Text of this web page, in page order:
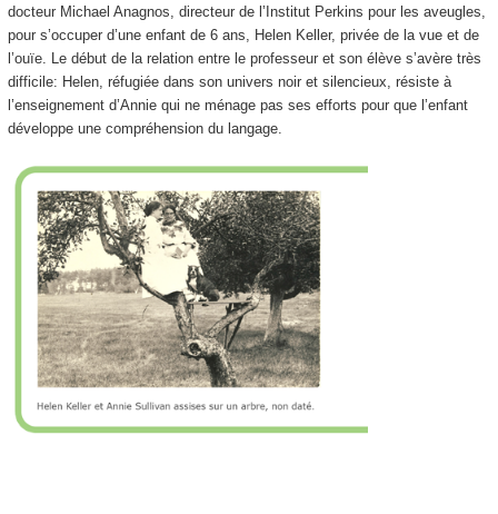
docteur Michael Anagnos, directeur de l’Institut Perkins pour les aveugles,
pour s’occuper d’une enfant de 6 ans, Helen Keller, privée de la vue et de
l’ouïe. Le début de la relation entre le professeur et son élève s’avère très
difficile: Helen, réfugiée dans son univers noir et silencieux, résiste à
l’enseignement d’Annie qui ne ménage pas ses efforts pour que l’enfant
développe une compréhension du langage.